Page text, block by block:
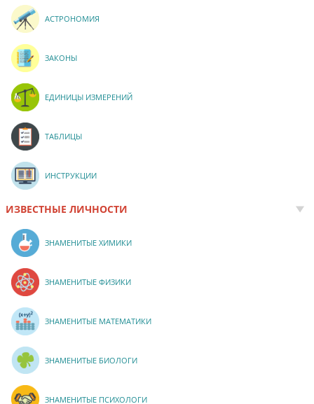
АСТРОНОМИЯ
ЗАКОНЫ
ЕДИНИЦЫ ИЗМЕРЕНИЙ
ТАБЛИЦЫ
ИНСТРУКЦИИ
ИЗВЕСТНЫЕ ЛИЧНОСТИ
ЗНАМЕНИТЫЕ ХИМИКИ
ЗНАМЕНИТЫЕ ФИЗИКИ
ЗНАМЕНИТЫЕ МАТЕМАТИКИ
ЗНАМЕНИТЫЕ БИОЛОГИ
ЗНАМЕНИТЫЕ ПСИХОЛОГИ